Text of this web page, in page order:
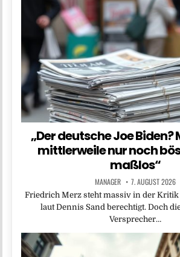
„Der deutsche Joe
mittlerweile nur noch
maßlos“
MANAGER 7. AUGUST 2026
Friedrich Merz steht massiv in der Kritik
laut Dennis Sand berechtigt. Doch
Versprecher…